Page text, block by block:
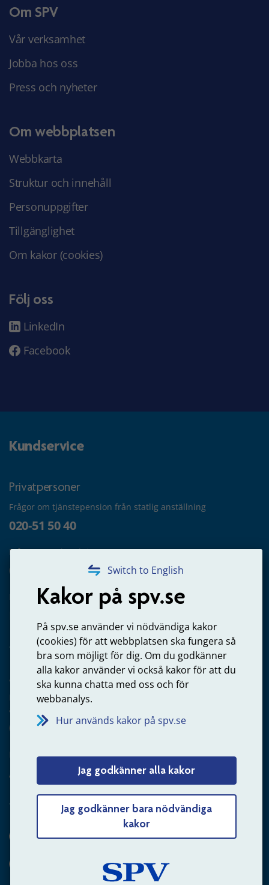
Switch to English
Kakor på spv.se
På spv.se använder vi nödvändiga kakor
(cookies) för att webbplatsen ska fungera så
bra som möjligt för dig. Om du godkänner
alla kakor använder vi också kakor för att du
ska kunna chatta med oss och för
webbanalys.
Hur används kakor på spv.se
Jag godkänner alla kakor
Jag godkänner bara nödvändiga
kakor
Om SPV
Vår verksamhet
Jobba hos oss
Press och nyheter
Om webbplatsen
Webbkarta
Struktur och innehåll
Personuppgifter
Tillgänglighet
Om kakor (cookies)
Följ oss
LinkedIn
Facebook
Kundservice
Privatpersoner
Frågor om tjänstepension från statlig anställning
020-51 50 40
Frågor om utbetalning
020-65 00 65
Kontakta oss
Arbetsgivare
Frågor om administration av tjänstepension från statlig
anställning
060-18 75 03
Kontakta oss
Arbetsgivare – skicka mejl till oss
Hitta svaret på din fråga
Andra sätt att kontakta oss